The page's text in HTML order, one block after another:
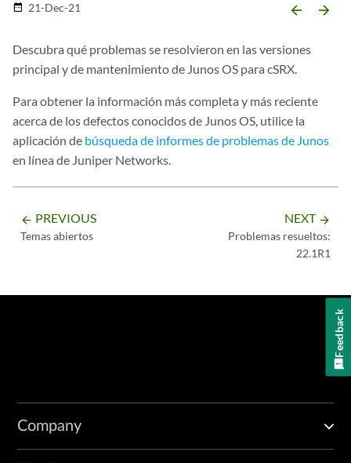
date_range 21-Dec-21 arrow_backward arrow_forward
Descubra qué problemas se resolvieron en las versiones
principal y de mantenimiento de Junos OS para cSRX.
Para obtener la información más completa y más reciente
acerca de los defectos conocidos de Junos OS, utilice la
aplicación de búsqueda de informes de problemas de Junos
en línea de Juniper Networks.
arrow_backward PREVIOUS
Temas abiertos
NEXT arrow_forward
Problemas resueltos:
22.1R1
Company
Feedback